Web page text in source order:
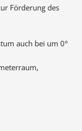
Förderung des
auch bei um 0°